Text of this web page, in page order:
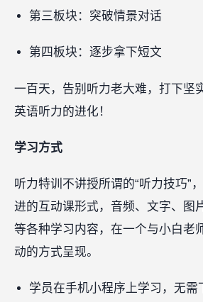
第三板块：突破情景对话
第四板块：逐步拿下短文
一百天，告别听力老大难，打下坚
英语听力的进化！
学习方式
听力特训不讲授所谓的“听力技巧”
进的互动课形式，音频、文字、图
等各种学习内容，在一个与小白老
动的方式呈现。
学员在手机小程序上学习，无需